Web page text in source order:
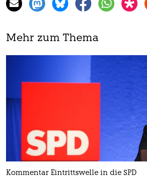
Mehr zum Thema
Kommentar Eintrittswelle in die SPD